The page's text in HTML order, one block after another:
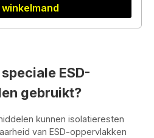
winkelmand
ESD-
gebruikt?
kunnen isolatieresten
van ESD-oppervlakken